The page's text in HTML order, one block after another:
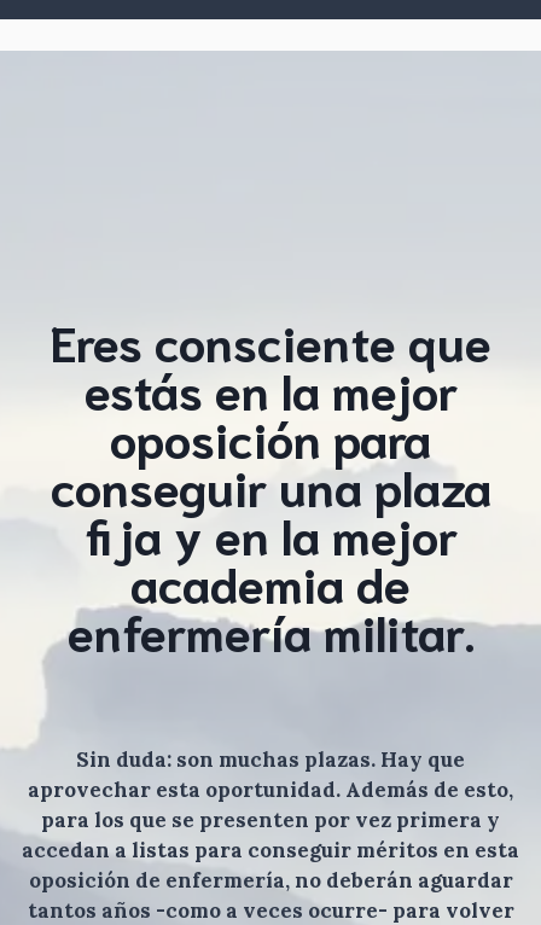
Eres consciente que
estás en la mejor
oposición para
conseguir una plaza
fija y en la mejor
academia de
enfermería militar.
Sin duda: son muchas plazas. Hay que
aprovechar esta oportunidad. Además de esto,
para los que se presenten por vez primera y
accedan a listas para conseguir méritos en esta
oposición de enfermería, no deberán aguardar
tantos años -como a veces ocurre- para volver